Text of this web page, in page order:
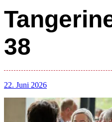
38
22. Juni 2026